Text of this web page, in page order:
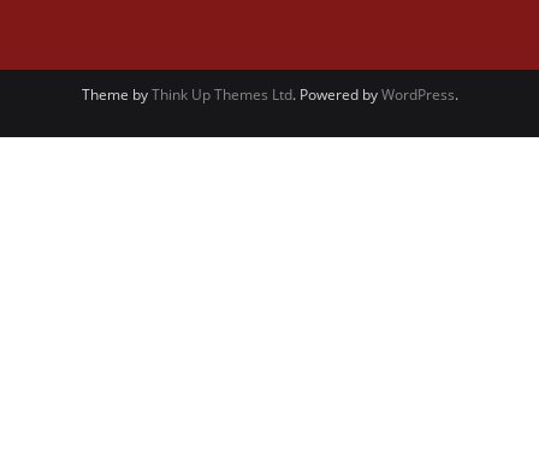
Theme byThink Up Themes Ltd. Powered byWordPress.